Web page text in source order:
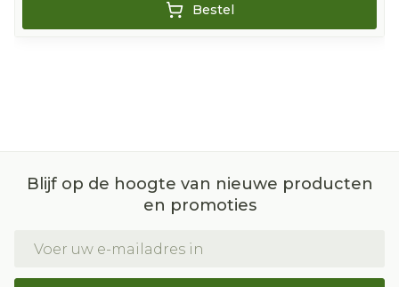
Bestel
Blijf op de hoogte van nieuwe producten
en promoties